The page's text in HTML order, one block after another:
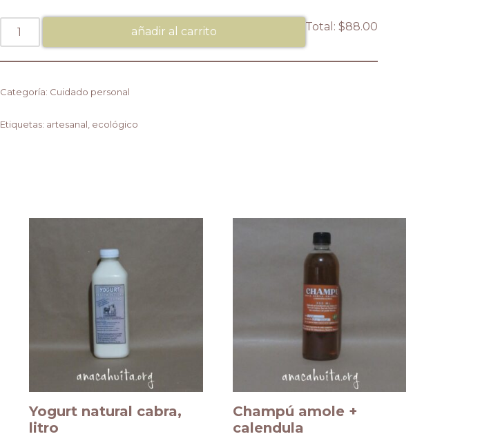
añadir al carrito Total:$88.00
Categoría: Cuidado personal
Etiquetas: artesanal ecológico
Yogurt natural cabra,
litro
Champú amole +
calendula